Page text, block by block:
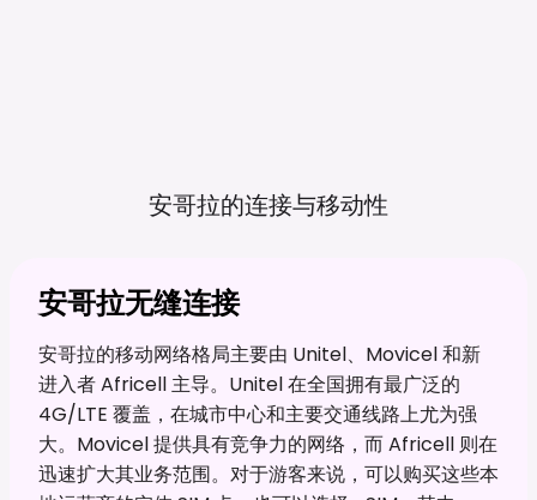
安哥拉的连接与移动性
安哥拉无缝连接
安哥拉的移动网络格局主要由 Unitel、Movicel 和新
进入者 Africell 主导。Unitel 在全国拥有最广泛的
4G/LTE 覆盖，在城市中心和主要交通线路上尤为强
大。Movicel 提供具有竞争力的网络，而 Africell 则在
迅速扩大其业务范围。对于游客来说，可以购买这些本